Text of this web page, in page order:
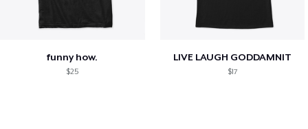
funny how.
$25
LIVE LAUGH GODDAMNIT
$17